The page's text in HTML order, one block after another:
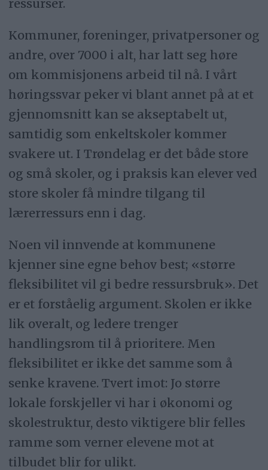
ressurser.
Kommuner, foreninger, privatpersoner og
andre, over 7000 i alt, har latt seg høre
om kommisjonens arbeid til nå. I vårt
høringssvar peker vi blant annet på at et
gjennomsnitt kan se akseptabelt ut,
samtidig som enkeltskoler kommer
svakere ut. I Trøndelag er det både store
og små skoler, og i praksis kan elever ved
store skoler få mindre tilgang til
lærerressurs enn i dag.
Noen vil innvende at kommunene
kjenner sine egne behov best; «større
fleksibilitet vil gi bedre ressursbruk». Det
er et forståelig argument. Skolen er ikke
lik overalt, og ledere trenger
handlingsrom til å prioritere. Men
fleksibilitet er ikke det samme som å
senke kravene. Tvert imot: Jo større
lokale forskjeller vi har i økonomi og
skolestruktur, desto viktigere blir felles
ramme som verner elevene mot at
tilbudet blir for ulikt.